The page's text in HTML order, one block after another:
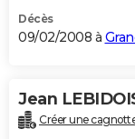
Décès
09/02/2008 à
Jean
Créer une